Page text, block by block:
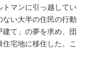
マンに引っ越してい
い大半の住民の行動
て」の夢を求め、団
宅地に移住した。こ